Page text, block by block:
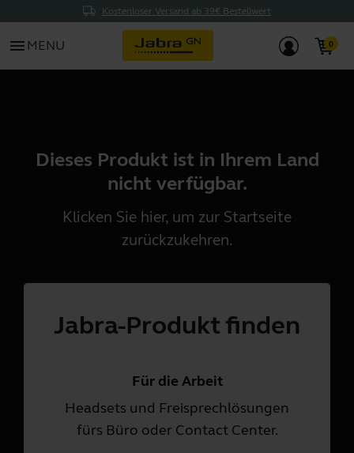
Kostenloser Versand ab 39€ Bestellwert
menu MENU
Dieses Produkt ist in Ihrem Land
nicht verfügbar.
Klicken Sie hier, um zur Startseite
zurückzukehren.
Jabra-Produkt finden
Für die Arbeit
Headsets und Freisprechlösungen
fürs Büro oder Contact Center.